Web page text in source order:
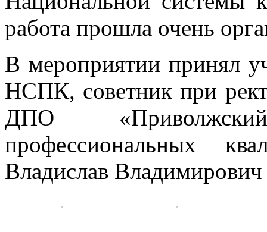
работа прошла очень
В мероприятии принял
НСПК, советник при
ДПО
профессиональных
Владислав Владимирович